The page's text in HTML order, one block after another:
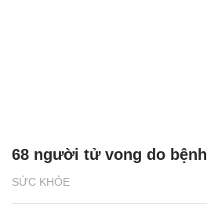
SỨC KHỎE
68 người tử vong do